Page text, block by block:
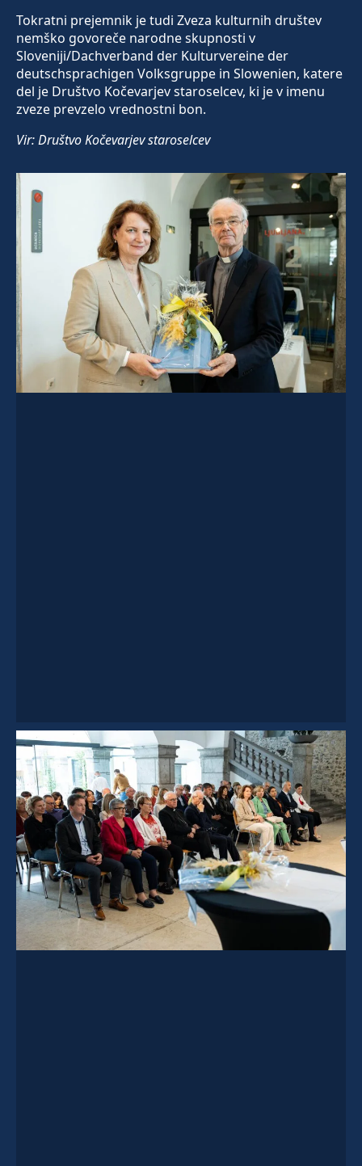
Tokratni prejemnik je tudi Zveza kulturnih društev
nemško govoreče narodne skupnosti v
Sloveniji/Dachverband der Kulturvereine der
deutschsprachigen Volksgruppe in Slowenien, katere
del je Društvo Kočevarjev staroselcev, ki je v imenu
zveze prevzelo vrednostni bon.
Vir: Društvo Kočevarjev staroselcev